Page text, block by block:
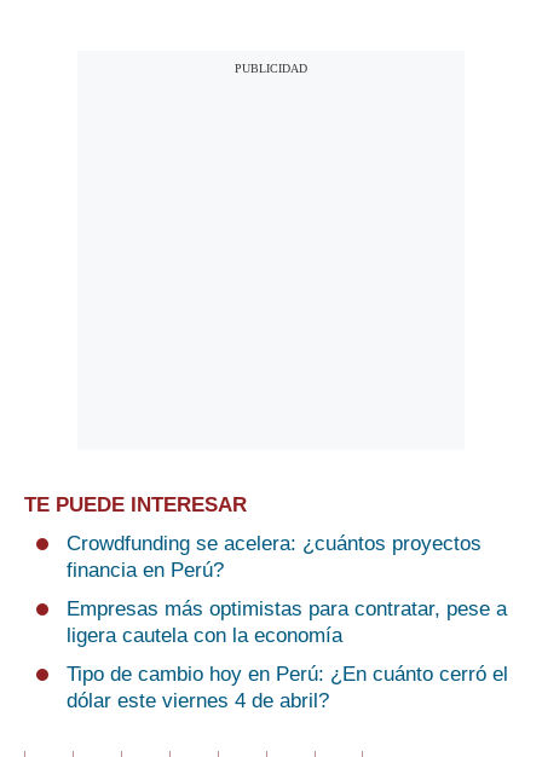
TE PUEDE INTERESAR
Crowdfunding se acelera: ¿cuántos proyectos
financia en Perú?
Empresas más optimistas para contratar, pese a
ligera cautela con la economía
Tipo de cambio hoy en Perú: ¿En cuánto cerró el
dólar este viernes 4 de abril?